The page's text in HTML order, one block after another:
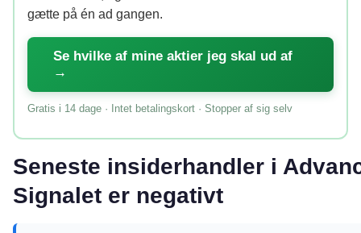
gætte på én ad gangen.
Se hvilke af mine aktier jeg skal ud af
→
Gratis i 14 dage · Intet betalingskort · Stopper af sig selv
Seneste insiderhandler i
Signalet er negativt